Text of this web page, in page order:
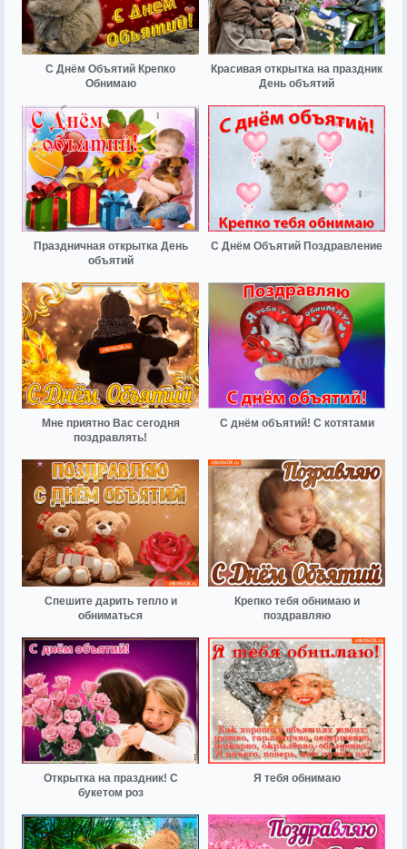
С Днём Объятий Крепко
Обнимаю
Красивая открытка на праздник
День объятий
Праздничная открытка День
объятий
С Днём Объятий Поздравление
Мне приятно Вас сегодня
поздравлять!
С днём объятий! С котятами
Спешите дарить тепло и
обниматься
Крепко тебя обнимаю и
поздравляю
Открытка на праздник! С
букетом роз
Я тебя обнимаю